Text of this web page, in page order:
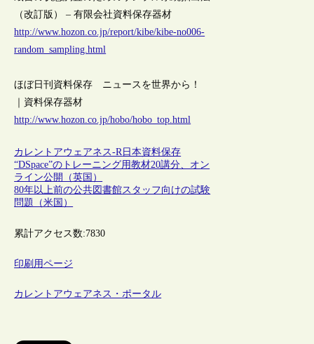
（改訂版） – 有限会社資料保存器材
http://www.hozon.co.jp/report/kibe/kibe-no006-
random_sampling.html
ほぼ日刊資料保存 ニュースを世界から！
｜資料保存器材
http://www.hozon.co.jp/hobo/hobo_top.html
カレントアウェアネス-R日本資料保存
“DSpace”のトレーニング用教材20講分、オン
ライン公開（英国）
80年以上前の公共図書館スタッフ向けの試験
問題（米国）
累計アクセス数:7830
印刷用ページ
カレントアウェアネス・ポータル